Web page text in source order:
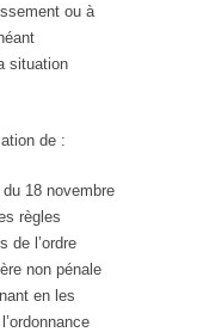
ou à
situation
de :
du 18 novembre
règles
de l’ordre
non pénale
en les